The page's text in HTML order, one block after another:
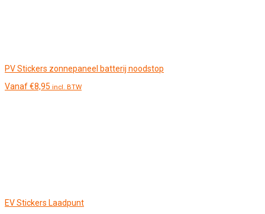
PV Stickers zonnepaneel batterij noodstop
Vanaf€8,95 incl. BTW
EV Stickers Laadpunt